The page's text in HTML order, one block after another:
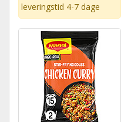
leveringstid 4-7 dage